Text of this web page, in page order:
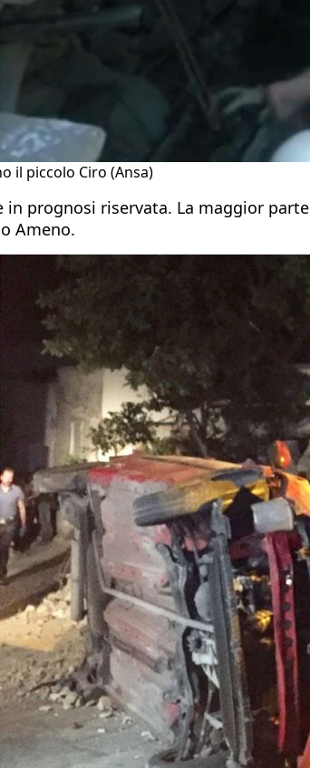
il piccolo Ciro (Ansa)
prognosi riservata. La maggior
Ameno.